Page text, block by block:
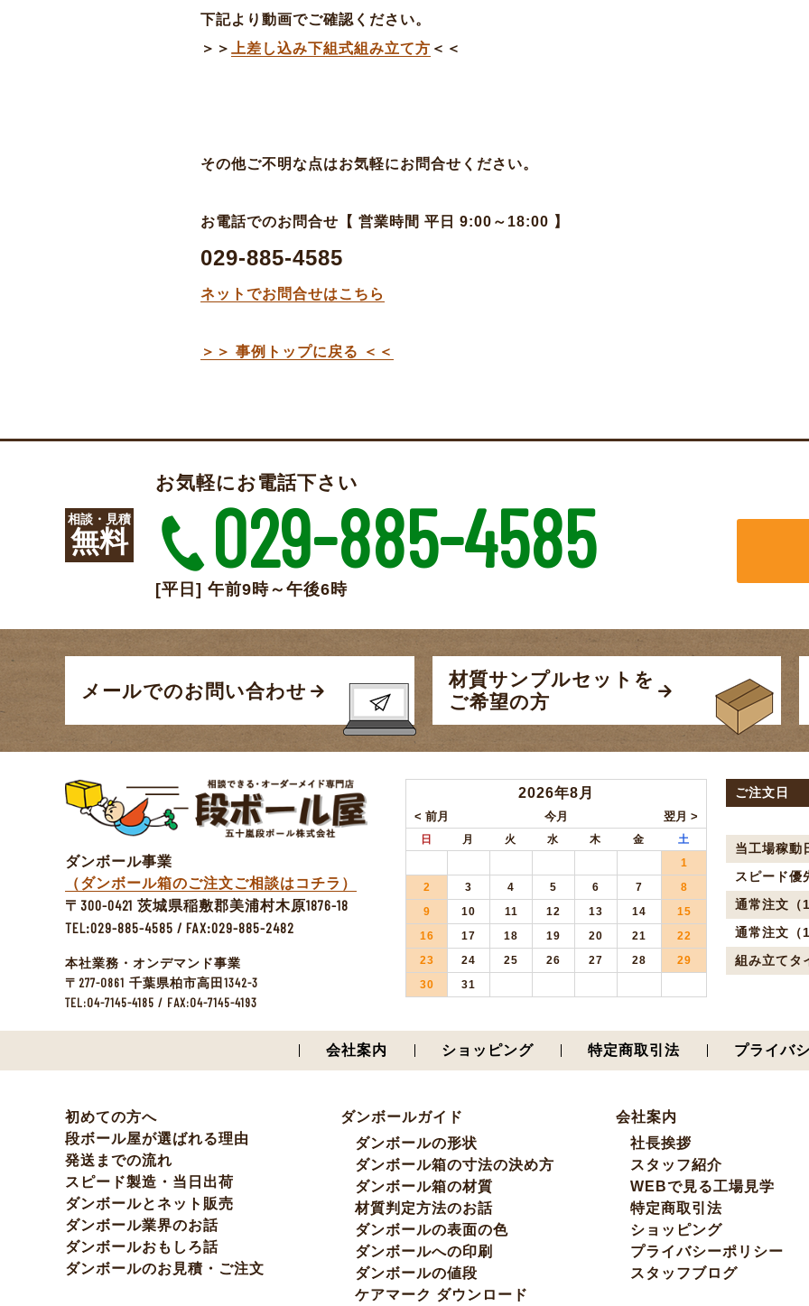
下記より動画でご確認ください。
＞＞
上差し込み下組式組み立て方 ＜＜
その他ご不明な点はお気軽にお問合せください。
お電話でのお問合せ【 営業時間 平日 9:00～18:00 】
029-885-4585
ネットでお問合せはこちら
＞＞ 事例トップに戻る ＜＜
相談・見積
無料
お気軽にお電話下さい
029-885-4585
[平日] 午前9時～午後6時
メールでのお問い合わせ
材質サンプルセットを
ご希望の方
ダンボール事業
（ダンボール箱のご注文ご相談はコチラ）
〒 300-0421 茨城県稲敷郡美浦村木原1876-18
TEL:029-885-4585 / FAX:029-885-2482
本社業務・オンデマンド事業
〒 277-0861 千葉県柏市高田1342-3
TEL:04-7145-4185 / FAX:04-7145-4193
2026年8月
日 月 火 水 木 金
土
1
2
3 4 5 6 7
8
9
10 11 12 13 14
15
16
17 18 19 20 21
22
23
24 25 26 27 28
29
30
31
ご注文日
当工場稼動
スピード優
通常注文（
通常注文（
組み立てタ
会社案内 ショッピング 特定商取引法 プライバ
初めての方へ
段ボール屋が選ばれる理由
発送までの流れ
スピード製造・当日出荷
ダンボールとネット販売
ダンボール業界のお話
ダンボールおもしろ話
ダンボールのお見積・ご注文
ダンボールガイド
ダンボールの形状
ダンボール箱の寸法の決め方
ダンボール箱の材質
材質判定方法のお話
ダンボールの表面の色
ダンボールへの印刷
ダンボールの値段
ケアマーク ダウンロード
会社案内
社長挨拶
スタッフ紹介
WEBで見る工場見学
特定商取引法
ショッピング
プライバシーポリシー
スタッフブログ